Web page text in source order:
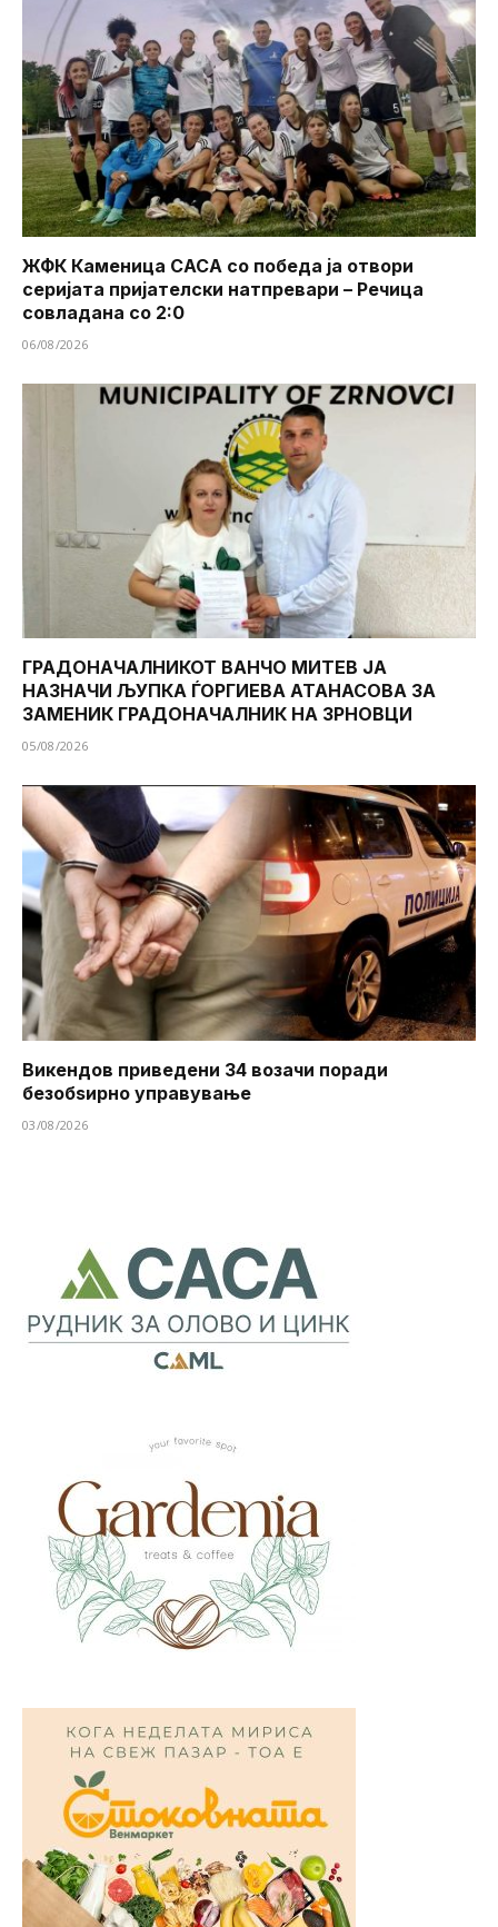
ЖФК Каменица САСА со победа ја отвори
серијата пријателски натпревари – Речица
совладана со 2:0
06/08/2026
ГРАДОНАЧАЛНИКОТ ВАНЧО МИТЕВ ЈА
НАЗНАЧИ ЉУПКА ЃОРГИЕВА АТАНАСОВА ЗА
ЗАМЕНИК ГРАДОНАЧАЛНИК НА ЗРНОВЦИ
05/08/2026
Викендов приведени 34 возачи поради
безобѕирно управување
03/08/2026